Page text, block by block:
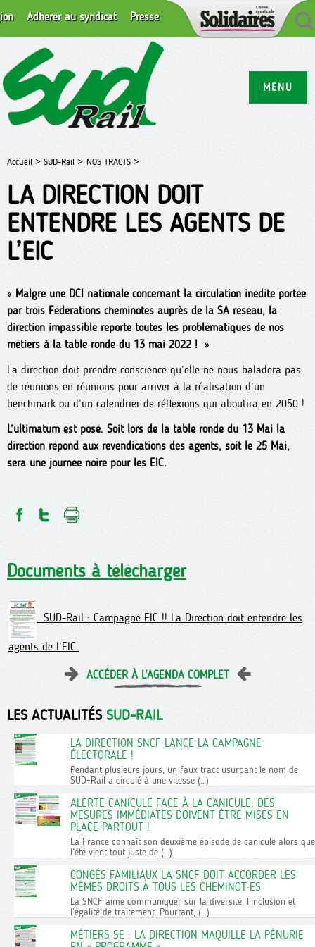
MENU
Adhérer au syndicat Presse
Accueil > SUD-Rail > NOS TRACTS >
LA DIRECTION DOIT
ENTENDRE LES AGENTS DE
L’EIC
« Malgré une DCI nationale concernant la circulation inédite portée
par trois Fédérations cheminotes auprès de la SA réseau, la
direction impassible reporte toutes les problématiques de nos
métiers à la table ronde du 13 mai 2022 ! »
La direction doit prendre conscience qu’elle ne nous baladera pas
de réunions en réunions pour arriver à la réalisation d’un
benchmark ou d’un calendrier de réflexions qui aboutira en 2050 !
L’ultimatum est posé. Soit lors de la table ronde du 13 Mai la
direction répond aux revendications des agents, soit le 25 Mai,
sera une journée noire pour les EIC.
Documents à télécharger
SUD-Rail : Campagne EIC !! La Direction doit entendre les
agents de l’EIC.
ACCÉDER À L'AGENDA COMPLET
LES ACTUALITÉS SUD-RAIL
LA DIRECTION SNCF LANCE LA CAMPAGNE
ÉLECTORALE !
Pendant plusieurs jours, un faux tract usurpant le nom de
SUD-Rail a circulé à une vitesse (…)
ALERTE CANICULE FACE À LA CANICULE, DES
MESURES IMMÉDIATES DOIVENT ÊTRE MISES EN
PLACE PARTOUT !
La France connaît son deuxième épisode de canicule alors que
l’été vient tout juste de (…)
CONGÉS FAMILIAUX LA SNCF DOIT ACCORDER LES
MÊMES DROITS À TOUS LES CHEMINOT·ES
La SNCF aime communiquer sur la diversité, l’inclusion et
l’égalité de traitement. Pourtant, (…)
MÉTIERS SE : LA DIRECTION MAQUILLE LA PÉNURIE